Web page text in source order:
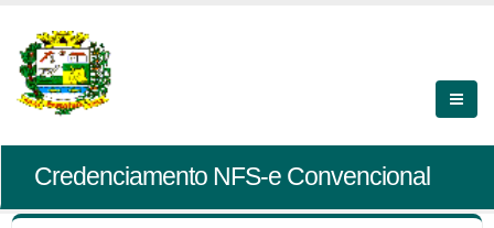
Credenciamento NFS-e Convencional